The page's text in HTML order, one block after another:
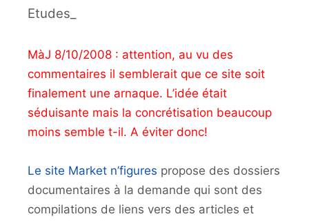
Etudes_
MàJ 8/10/2008 : attention, au vu des
commentaires il semblerait que ce site soit
finalement une arnaque. L’idée était
séduisante mais la concrétisation beaucoup
moins semble t-il. A éviter donc!
Le site Market n’figures propose des dossiers
documentaires à la demande qui sont des
compilations de liens vers des articles et